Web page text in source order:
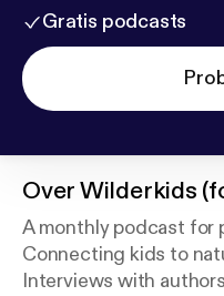
Gratis podcasts
OverWilderkids
A monthly podcast for
Connecting kids to
Interviews with